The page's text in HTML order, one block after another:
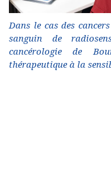
Dans le cas des
sanguin de
cancérologie de
thérapeutique à la